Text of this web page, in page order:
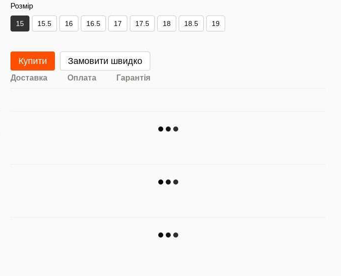
Розмір
15 15.5 16 16.5 17 17.5 18 18.5 19
Купити Замовити швидко
Доставка Оплата Гарантія